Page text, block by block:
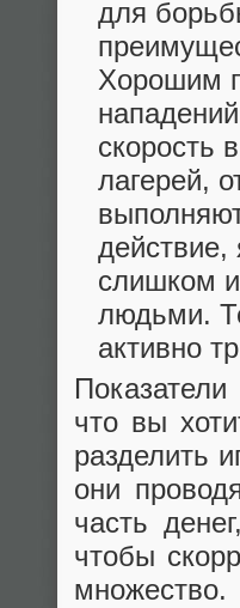
для
Хорошим
скорость
лагерей,
действие,
слишком
людьми.
активно
что вы
разделить
они
часть
чтобы
множество.